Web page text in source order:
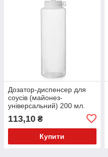
Дозатор-диспенсер для
соусів (майонез-
універсальний) 200 мл.
113,10 ₴
Купити